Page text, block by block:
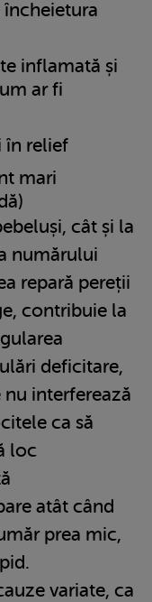
încheietura
inflamată și
ar fi
în relief
mari
cât și la
numărului
repară pereții
contribuie la
deficitare,
interferează
ca să
loc
atât când
prea mic,
variate, ca